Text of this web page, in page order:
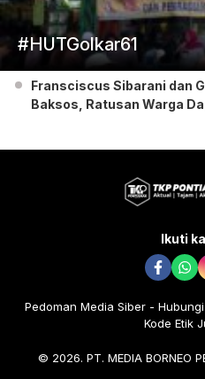
#HUTGolkar61
Fransciscus Sibarani dan
Baksos, Ratusan Warga
Ikuti
Pedoman Media Siber
Kode Etik
© 2026. PT. MEDIA BORNEO